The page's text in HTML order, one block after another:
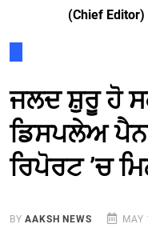
(Chief Editor)
ਜਲਦ ਸ਼ੁਰੂ ਹੋ
ਡਿਸਪਲੇਅ
ਰਿਪੋਰਟ ’ਚ
BYAAKSH NEWS